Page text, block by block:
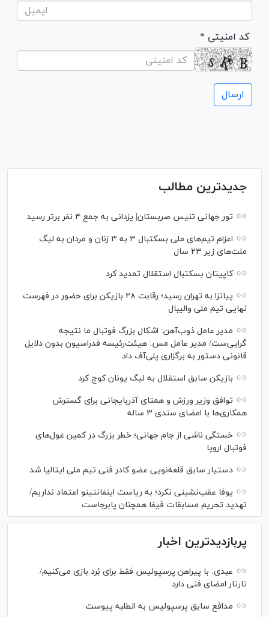
* کد امنیتی
جدیدترین مطالب
تور جهانی تنیس صربستان| یزدانی به جمع ۴ نفر برتر رسید
اعزام تیم‌های ملی بسکتبال ۳ به ۳ زنان و مردان به لیگ
ملت‌های زیر ۲۳ سال
کاپیتان بسکتبال استقلال تمدید کرد
پیاتزا به تهران رسید؛ رقابت ۲۸ بازیکن برای حضور در فهرست
نهایی تیم ملی والیبال
مدیر عامل ذوب‌آهن: اشکال بزرگ فوتبال ما نتیجه
گرایی‌ست/ مدیر عامل مس: هیئت‌رئیسه فدراسیون بدون دلایل
قانونی دستور به برگزاری پلی‌آف داد
بازیکن سابق استقلال به لیگ یونان کوچ کرد
توافق وزیر ورزش و همتای آذربایجانی برای گسترش
همکاری‌ها با امضای سندی ۳ ساله
خستگی ناشی از جام جهانی؛ خطر بزرگ در کمین غول‌های
فوتبال اروپا
دستیار سابق قلعه‌نویی عضو کادر فنی تیم ملی ایتالیا شد
یوفا عقب‌نشینی نکرد؛ به ریاست اینفانتینو اعتماد نداریم/
تهدید تحریم مسابقات فیفا همچنان پابرجاست
پربازدیدترین اخبار
عبدی: با پیراهن پرسپولیس فقط برای بُرد بازی می‌کنیم/
تارتار امضای فنی دارد
مدافع سابق پرسپولیس به الطلبه پیوست